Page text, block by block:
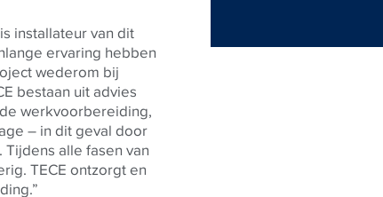
installateur van dit
ervaring hebben
wederom bij
bestaan uit advies
werkvoorbereiding,
– in dit geval door
alle fasen van
TECE ontzorgt en